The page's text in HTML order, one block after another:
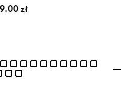
zł